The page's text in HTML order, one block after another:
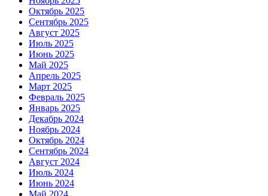
Октябрь 2025
Сентябрь 2025
Август 2025
Июль 2025
Июнь 2025
Май 2025
Апрель 2025
Март 2025
Февраль 2025
Январь 2025
Декабрь 2024
Ноябрь 2024
Октябрь 2024
Сентябрь 2024
Август 2024
Июль 2024
Июнь 2024
Май 2024